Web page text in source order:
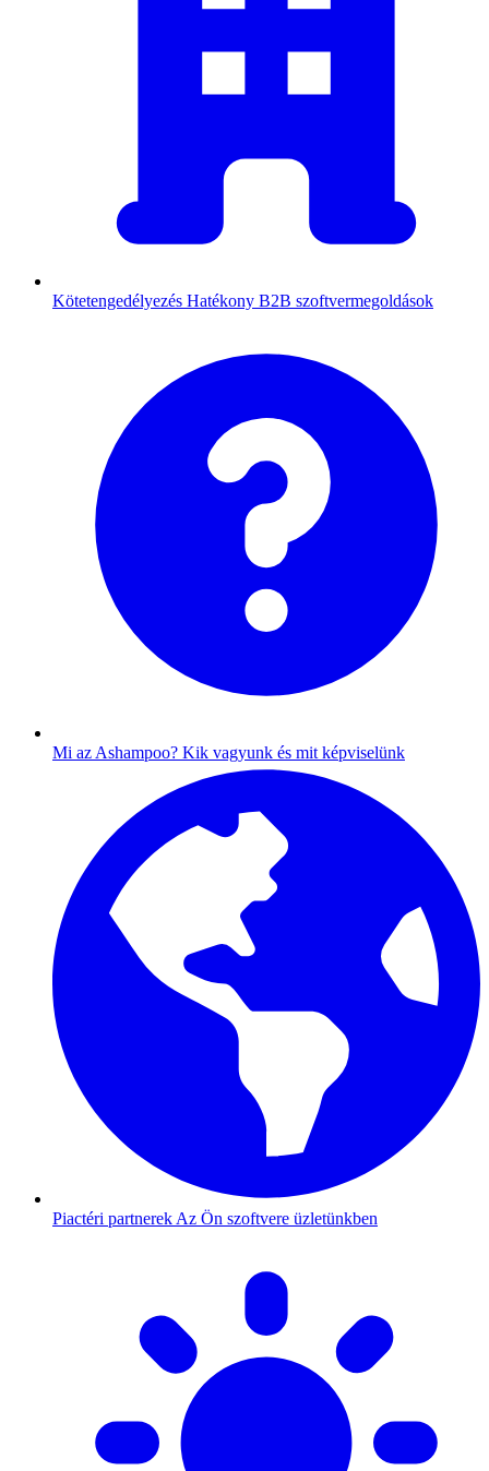
Kötetengedélyezés Hatékony B2B szoftvermegoldások
Mi az Ashampoo? Kik vagyunk és mit képviselünk
Piactéri partnerek Az Ön szoftvere üzletünkben